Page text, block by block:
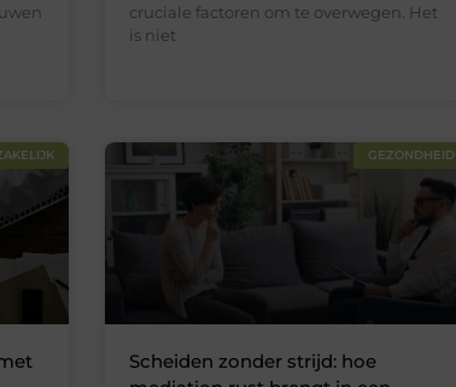
cruciale factoren om te overwegen. Het
is niet
GEZONDHEID
Scheiden zonder strijd: hoe